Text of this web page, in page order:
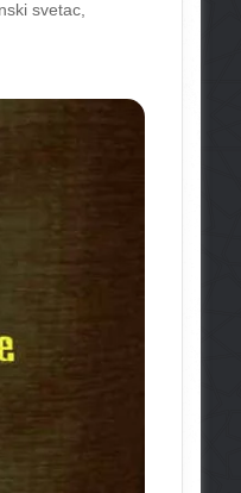
svetac,